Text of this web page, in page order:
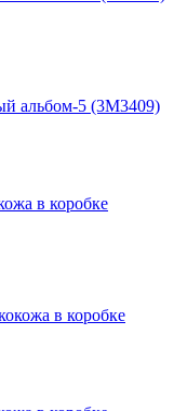
альбом-5 (3М3409)
в коробке